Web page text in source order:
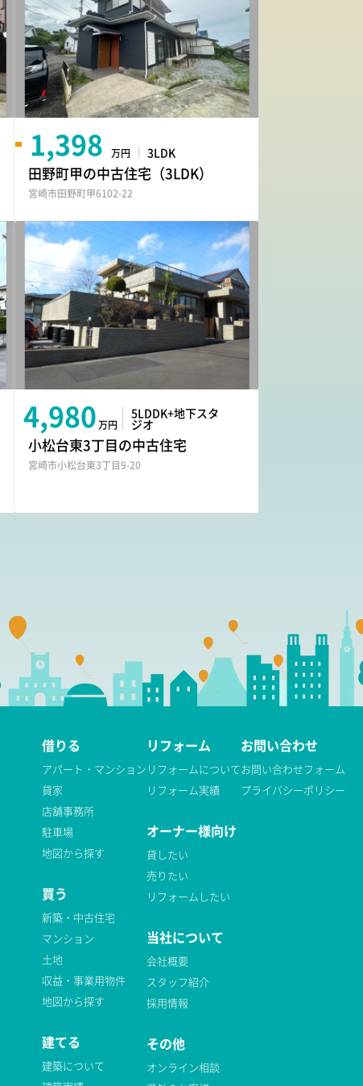
1,398 万円 3LDK
田野町甲の中古住宅（3LDK）
宮崎市田野町甲6102-22
4,980万円
5LDDK+地下スタ
ジオ
小松台東3丁目の中古住宅
宮崎市小松台東3丁目9-20
借りる
アパート・マンション
貸家
店舗事務所
駐車場
地図から探す
買う
新築・中古住宅
マンション
土地
収益・事業用物件
地図から探す
建てる
建築について
リフォーム
リフォームについて
リフォーム実績
オーナー様向け
貸したい
売りたい
リフォームしたい
当社について
会社概要
スタッフ紹介
採用情報
その他
オンライン相談
お問い合わせ
お問い合わせフォーム
プライバシーポリシー